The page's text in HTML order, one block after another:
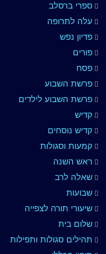
ספרי ברסלב
עלה לתרופה
פדיון נפש
פורים
פסח
פרשת השבוע
פרשת השבוע לילדים
קדיש
קדיש נוסחים
קמעות וסגולות
ראש השנה
שאלה לרב
שבועות
שיעורי תורה לצפייה
שלום בית
תהילים סגולות ותפילות